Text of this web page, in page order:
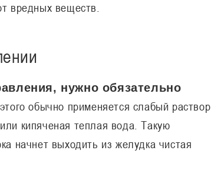
вредных веществ.
нужно обязательно
обычно применяется слабый раствор
кипяченая теплая вода. Такую
начнет выходить из желудка чистая